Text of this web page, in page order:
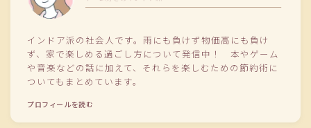
インドア派の社会人です。雨にも負けず物価高にも負け
ず、家で楽しめる過ごし方について発信中！ 本やゲーム
や音楽などの話に加えて、それらを楽しむための節約術に
ついてもまとめています。
プロフィールを読む